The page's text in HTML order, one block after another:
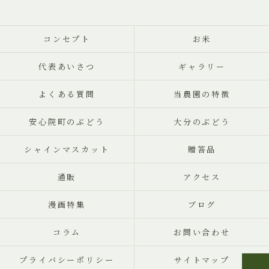
コンセプト お米
代表あいさつ ギャラリー
よくある質問 当農園の特徴
安心院町のぶどう 大分のぶどう
シャインマスカット 贈答品
通販 アクセス
漫画特集 ブログ
コラム お問い合わせ
プライバシーポリシー サイトマップ